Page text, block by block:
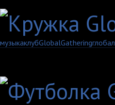
музыкаклубGlobalGatheringглобал